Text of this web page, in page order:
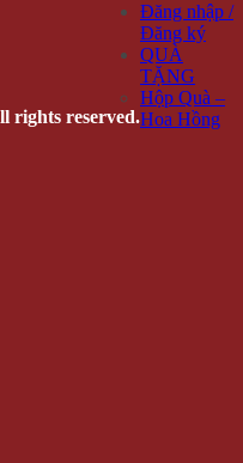
rights reserved.
Đăng nhập /
Đăng ký
QUÀ
TẶNG
Hộp Quà –
Hoa Hồng